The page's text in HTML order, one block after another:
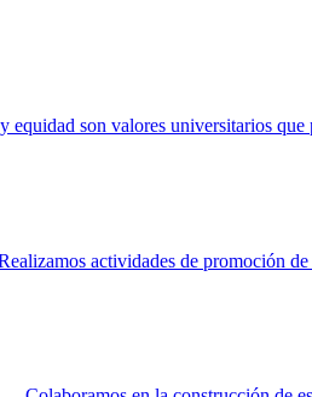
equidad son valores universitarios que
actividades de promoción